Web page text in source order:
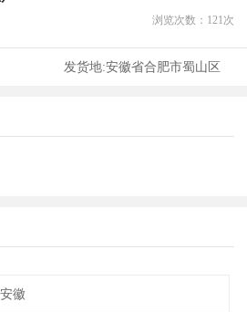
浏览次数： 121 次
发货地:安徽省合肥市蜀山区
安徽